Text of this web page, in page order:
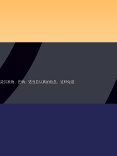
供准确、正确、适当且认真的信息。这样做是